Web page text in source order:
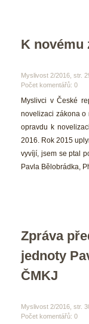
K novému
Myslivost 2/2016, str.
Počet komentářů: 0
Myslivci v České
novelizaci zákona o
opravdu k
2016. Rok 2015
vyvíjí, jsem se ptal
Pavla Bělobrádka,
Zpráva
jednoty
ČMKJ
Myslivost 2/2016, str.
Počet komentářů: 0